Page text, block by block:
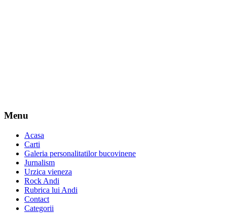
Menu
Acasa
Carti
Galeria personalitatilor bucovinene
Jurnalism
Urzica vieneza
Rock Andi
Rubrica lui Andi
Contact
Categorii